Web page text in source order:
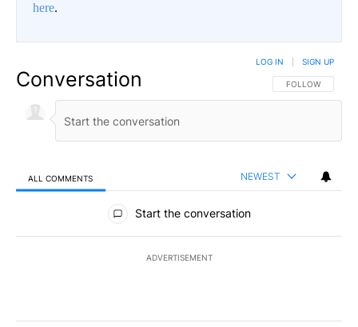
here.
Conversation FOLLOW THIS
FOLLOW
LOG IN SIGN UP
ALL COMMENTS NEWEST
All Comments
Start the conversation
ADVERTISEMENT